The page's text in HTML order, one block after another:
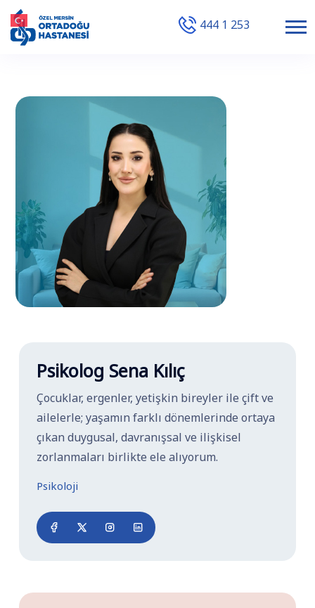
444 1 253
Psikolog Sena Kılıç
Çocuklar, ergenler, yetişkin bireyler ile çift ve
ailelerle; yaşamın farklı dönemlerinde ortaya
çıkan duygusal, davranışsal ve ilişkisel
zorlanmaları birlikte ele alıyorum.
Psikoloji